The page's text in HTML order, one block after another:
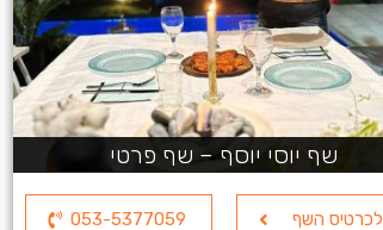
שף יוסי יוסף – שף פרטי
לכרטיס השף 053-5377059